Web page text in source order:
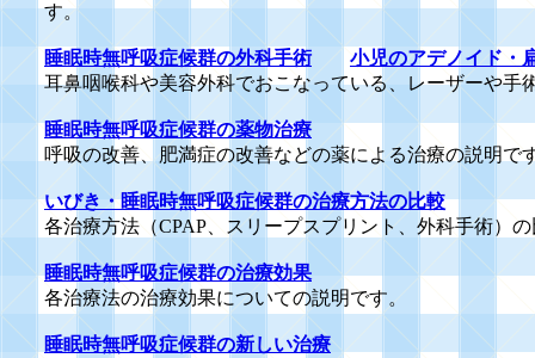
す。
睡眠時無呼吸症候群の外科手術
小児のアデノイド・
耳鼻咽喉科や美容外科でおこなっている、レーザーや手
睡眠時無呼吸症候群の薬物治療
呼吸の改善、肥満症の改善などの薬による治療の説明で
いびき・睡眠時無呼吸症候群の治療方法の比較
各治療方法（CPAP、スリープスプリント、外科手術）
睡眠時無呼吸症候群の治療効果
各治療法の治療効果についての説明です。
睡眠時無呼吸症候群の新しい治療